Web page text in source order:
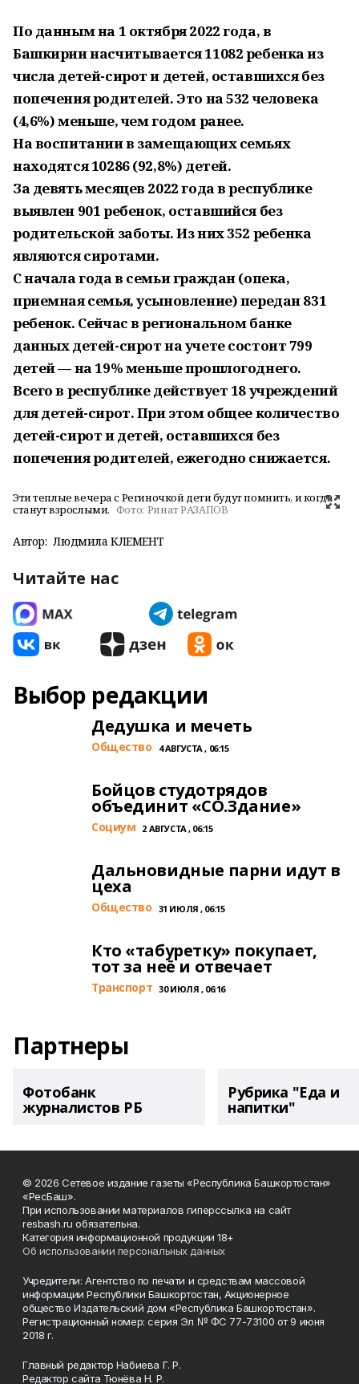
По данным на 1 октября 2022 года, в
Башкирии насчитывается 11082 ребенка из
числа детей-сирот и детей, оставшихся без
попечения родителей. Это на 532 человека
(4,6%) меньше, чем годом ранее.
На воспитании в замещающих семьях
находятся 10286 (92,8%) детей.
За девять месяцев 2022 года в республике
выявлен 901 ребенок, оставшийся без
родительской заботы. Из них 352 ребенка
являются сиротами.
С начала года в семьи граждан (опека,
приемная семья, усыновление) передан 831
ребенок. Сейчас в региональном банке
данных детей-сирот на учете состоит 799
детей — на 19% меньше прошлогоднего.
Всего в республике действует 18 учреждений
для детей-сирот. При этом общее количество
детей-сирот и детей, оставшихся без
попечения родителей, ежегодно снижается.
Эти теплые вечера с Региночкой дети будут помнить, и когда
станут взрослыми. Фото: Ринат РАЗАПОВ
Автор: Людмила КЛЕМЕНТ
Читайте нас
Выбор редакции
Дедушка и мечеть
Общество 4 АВГУСТА , 06:15
Бойцов студотрядов
объединит «СО.Здание»
Cоциум 2 АВГУСТА , 06:15
Дальновидные парни идут в
цеха
Общество 31 ИЮЛЯ , 06:15
Кто «табуретку» покупает,
тот за неё и отвечает
Транспорт 30 ИЮЛЯ , 06:16
Партнеры
Фотобанк
журналистов РБ
Рубрика "Еда и
напитки"
© 2026 Сетевое издание газеты «Республика Башкортостан»
«РесБаш».
При использовании материалов гиперссылка на сайт
resbash.ru обязательна.
Категория информационной продукции 18+
Об использовании персональных данных
Учредители: Агентство по печати и средствам массовой
информации Республики Башкортостан, Акционерное
общество Издательский дом «Республика Башкортостан».
Регистрационный номер: серия Эл № ФС 77-73100 от 9 июня
2018 г.
Главный редактор Набиева Г. Р.
Редактор сайта Тюнёва Н. Р.